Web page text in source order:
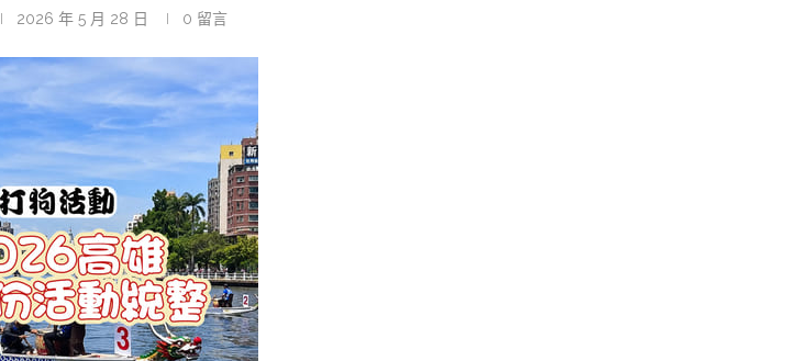
2026 年 5 月 28 日 0 留言